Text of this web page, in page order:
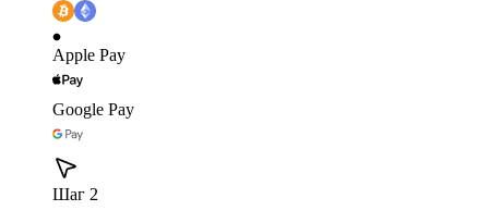
Apple Pay
Google Pay
Шаг 2